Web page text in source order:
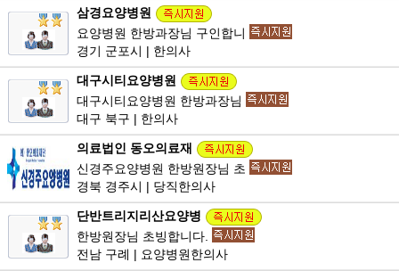
삼경요양병원
요양병원 한방과장님 구인합니
경기 군포시 | 한의사
대구시티요양병원
대구시티요양병원 한방과장님
대구 북구 | 한의사
의료법인 동오의료재
신경주요양병원 한방원장님 초
경북 경주시 | 당직한의사
단반트리지리산요양병
한방원장님 초빙합니다.
전남 구례 | 요양병원한의사